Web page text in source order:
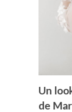
Un
de